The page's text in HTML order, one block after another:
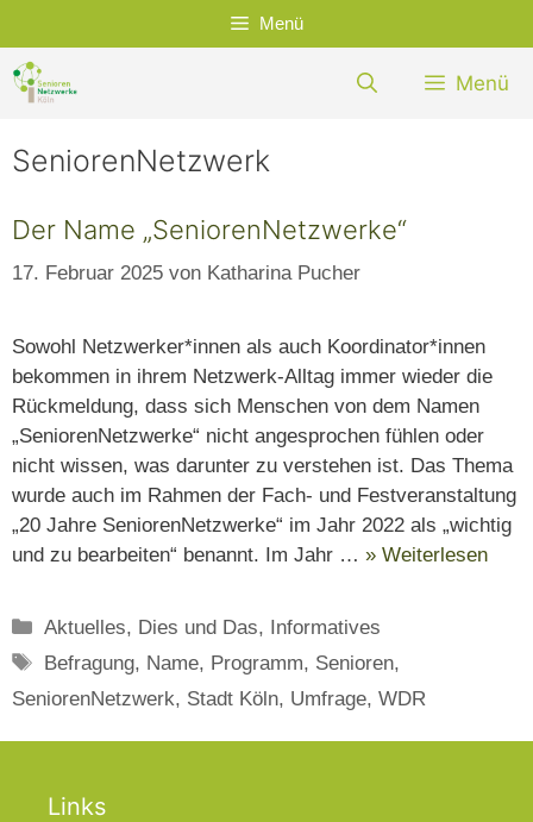
Inhalt
springen
Menü
Menü
SeniorenNetzwerk
Der Name „SeniorenNetzwerke“
17. Februar 2025 von Katharina Pucher
Sowohl Netzwerker*innen als auch Koordinator*innen
bekommen in ihrem Netzwerk-Alltag immer wieder die
Rückmeldung, dass sich Menschen von dem Namen
„SeniorenNetzwerke“ nicht angesprochen fühlen oder
nicht wissen, was darunter zu verstehen ist. Das Thema
wurde auch im Rahmen der Fach- und Festveranstaltung
„20 Jahre SeniorenNetzwerke“ im Jahr 2022 als „wichtig
und zu bearbeiten“ benannt. Im Jahr … » Weiterlesen
Kategorien
Aktuelles, Dies und Das, Informatives
Schlagwörter
Befragung, Name, Programm, Senioren,
SeniorenNetzwerk, Stadt Köln, Umfrage, WDR
Links